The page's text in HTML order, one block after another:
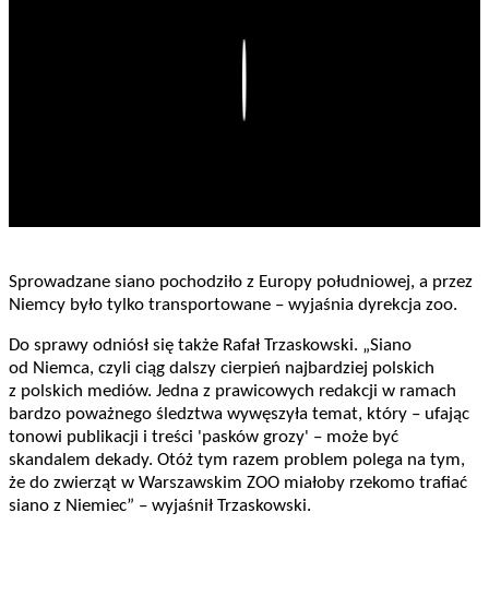
Sprowadzane siano pochodziło z Europy południowej, a przez
Niemcy było tylko transportowane – wyjaśnia dyrekcja zoo.
Do sprawy odniósł się także Rafał Trzaskowski. „Siano
od Niemca, czyli ciąg dalszy cierpień najbardziej polskich
z polskich mediów. Jedna z prawicowych redakcji w ramach
bardzo poważnego śledztwa wywęszyła temat, który – ufając
tonowi publikacji i treści 'pasków grozy' – może być
skandalem dekady. Otóż tym razem problem polega na tym,
że do zwierząt w Warszawskim ZOO miałoby rzekomo trafiać
siano z Niemiec” – wyjaśnił Trzaskowski.